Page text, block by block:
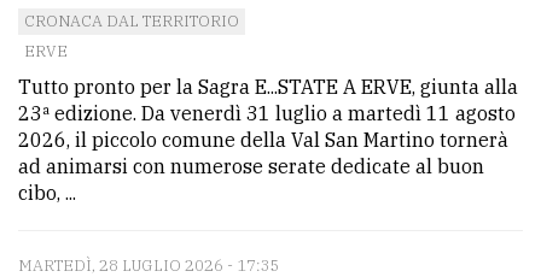
Privacy
Cookie
policy
CRONACA DAL TERRITORIO
ERVE
Tutto pronto per la Sagra E...STATE A ERVE, giunta alla
23ª edizione. Da venerdì 31 luglio a martedì 11 agosto
2026, il piccolo comune della Val San Martino tornerà
ad animarsi con numerose serate dedicate al buon
cibo, ...
MARTEDÌ, 28 LUGLIO 2026 - 17:35